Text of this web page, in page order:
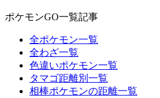
ポケモンGO一覧記事
全ポケモン一覧
全わざ一覧
色違いポケモン一覧
タマゴ距離別一覧
相棒ポケモンの距離一覧